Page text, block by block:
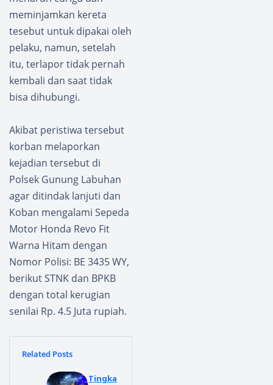
meminjamkan kereta
tesebut untuk dipakai oleh
pelaku, namun, setelah
itu, terlapor tidak pernah
kembali dan saat tidak
bisa dihubungi.
Akibat peristiwa tersebut
korban melaporkan
kejadian tersebut di
Polsek Gunung Labuhan
agar ditindak lanjuti dan
Koban mengalami Sepeda
Motor Honda Revo Fit
Warna Hitam dengan
Nomor Polisi: BE 3435 WY,
berikut STNK dan BPKB
dengan total kerugian
senilai Rp. 4.5 Juta rupiah.
Related Posts
Tingka